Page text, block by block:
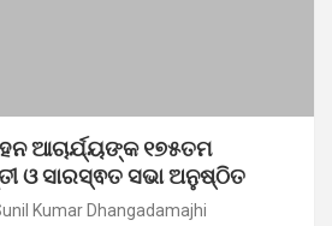
ଆଚାର୍ଯ୍ୟଙ୍କ ୧୭୫ତମ
ଓ ସାରସ୍ଵତ ସଭା ଅନୁଷ୍ଠିତ
Kumar Dhangadamajhi